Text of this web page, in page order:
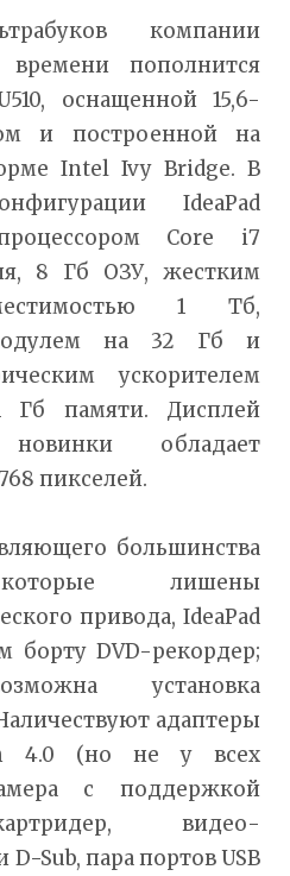
компании
пополнится
оснащенной 15,6-
и построенной на
Intel Ivy Bridge. В
IdeaPad
Core i7
8 Гб ОЗУ, жестким
1 Тб,
на 32 Гб и
ускорителем
Гб памяти. Дисплей
новинки обладает
пикселей.
большинства
лишены
привода, IdeaPad
борту DVD-рекордер;
установка
адаптеры
4.0 (но не у всех
с поддержкой
видео-
Sub, пара портов USB